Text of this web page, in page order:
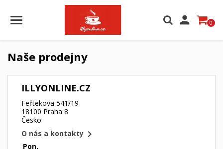
 0
Naše prodejny
ILLYONLINE.CZ
Feřtekova 541/19
18100 Praha 8
Česko
O nás a kontakty 
Pon.